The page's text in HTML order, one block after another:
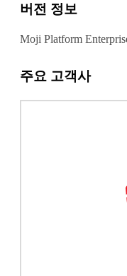
버전 정보
Moji Platform
주요 고객사